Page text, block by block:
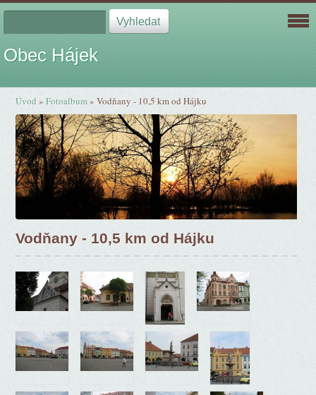
Obec Hájek
Úvod »Fotoalbum»Vodňany - 10,5 km od Hájku
Vodňany - 10,5 km od Hájku